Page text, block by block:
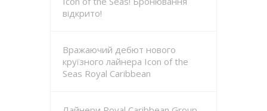
відкрито!
Вражаючий дебют нового
круїзного лайнера Icon of the
Seas Royal Caribbean